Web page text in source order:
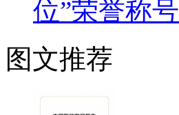
位”荣誉称号
图文推荐